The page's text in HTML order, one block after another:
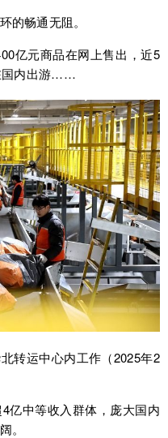
的畅通无阻。
亿元商品在网上售出，近5
国内出游……
转运中心内工作（2025年2
亿中等收入群体，庞大国内
。